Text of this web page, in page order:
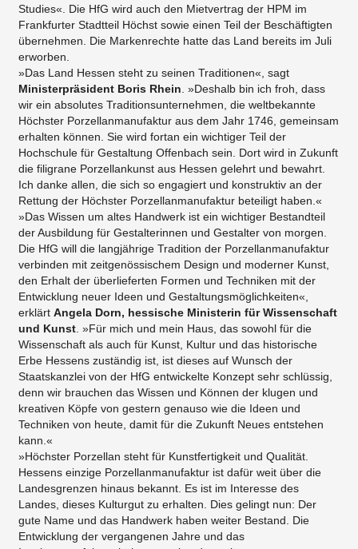
Studies«. Die HfG wird auch den Mietvertrag der HPM im
Frankfurter Stadtteil Höchst sowie einen Teil der Beschäftigten
übernehmen. Die Markenrechte hatte das Land bereits im Juli
erworben.
»Das Land Hessen steht zu seinen Traditionen«, sagt
Ministerpräsident Boris Rhein . »Deshalb bin ich froh, dass
wir ein absolutes Traditionsunternehmen, die weltbekannte
Höchster Porzellanmanufaktur aus dem Jahr 1746, gemeinsam
erhalten können. Sie wird fortan ein wichtiger Teil der
Hochschule für Gestaltung Offenbach sein. Dort wird in Zukunft
die filigrane Porzellankunst aus Hessen gelehrt und bewahrt.
Ich danke allen, die sich so engagiert und konstruktiv an der
Rettung der Höchster Porzellanmanufaktur beteiligt haben.«
»Das Wissen um altes Handwerk ist ein wichtiger Bestandteil
der Ausbildung für Gestalterinnen und Gestalter von morgen.
Die HfG will die langjährige Tradition der Porzellanmanufaktur
verbinden mit zeitgenössischem Design und moderner Kunst,
den Erhalt der überlieferten Formen und Techniken mit der
Entwicklung neuer Ideen und Gestaltungsmöglichkeiten«,
erklärt Angela Dorn, hessische Ministerin für Wissenschaft
und Kunst . »Für mich und mein Haus, das sowohl für die
Wissenschaft als auch für Kunst, Kultur und das historische
Erbe Hessens zuständig ist, ist dieses auf Wunsch der
Staatskanzlei von der HfG entwickelte Konzept sehr schlüssig,
denn wir brauchen das Wissen und Können der klugen und
kreativen Köpfe von gestern genauso wie die Ideen und
Techniken von heute, damit für die Zukunft Neues entstehen
kann.«
»Höchster Porzellan steht für Kunstfertigkeit und Qualität.
Hessens einzige Porzellanmanufaktur ist dafür weit über die
Landesgrenzen hinaus bekannt. Es ist im Interesse des
Landes, dieses Kulturgut zu erhalten. Dies gelingt nun: Der
gute Name und das Handwerk haben weiter Bestand. Die
Entwicklung der vergangenen Jahre und das